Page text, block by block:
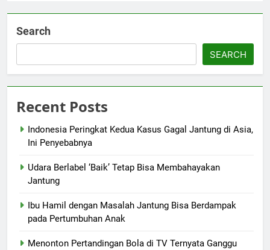
Search
SEARCH
Recent Posts
Indonesia Peringkat Kedua Kasus Gagal Jantung di Asia,
Ini Penyebabnya
Udara Berlabel ‘Baik’ Tetap Bisa Membahayakan
Jantung
Ibu Hamil dengan Masalah Jantung Bisa Berdampak
pada Pertumbuhan Anak
Menonton Pertandingan Bola di TV Ternyata Ganggu